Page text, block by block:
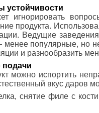
устойчивости
игнорировать
продукта.
Ведущие
популярные, но
и разнообразить
подачи
можно испортить
вкус даров
снятие филе с